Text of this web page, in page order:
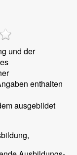
und der
enthalten
ausgebildet